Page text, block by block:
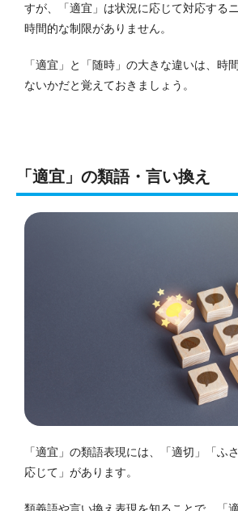
すが、「適宜」は状況に応じて対応する
時間的な制限がありません。
「適宜」と「随時」の大きな違いは、時
ないかだと覚えておきましょう。
「適宜」の類語・言い換え
「適宜」の類語表現には、「適切」「ふ
応じて」があります。